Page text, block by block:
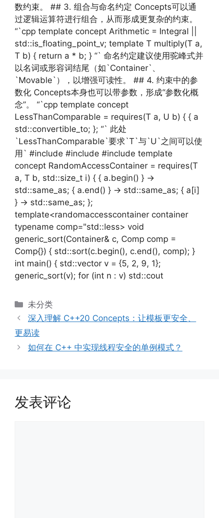
数约束。 ## 3. 组合与命名约定 Concepts可以通
过逻辑运算符进行组合，从而形成更复杂的约束。
“`cpp template concept Arithmetic = Integral ||
std::is_floating_point_v; template T multiply(T a,
T b) { return a * b; } “` 命名约定建议使用驼峰式并
以名词或形容词结尾（如`Container`、
`Movable`），以增强可读性。 ## 4. 约束中的参
数化 Concepts本身也可以带参数，形成“参数化概
念”。 “`cpp template concept
LessThanComparable = requires(T a, U b) { { a
std::convertible_to; }; “` 此处
`LessThanComparable`要求`T`与`U`之间可以使
用` #include #include #include template
concept RandomAccessContainer = requires(T
a, T b, std::size_t i) { { a.begin() } ->
std::same_as; { a.end() } -> std::same_as; { a[i]
} -> std::same_as; };
template<randomaccesscontainer container
typename comp="std::less> void
generic_sort(Container& c, Comp comp =
Comp{}) { std::sort(c.begin(), c.end(), comp); }
int main() { std::vector v = {5, 2, 9, 1};
generic_sort(v); for (int n : v) std::cout
分
类
未分类
深入理解 C++20 Concepts：让模板更安全、
更易读
如何在 C++ 中实现线程安全的单例模式？
发表评论